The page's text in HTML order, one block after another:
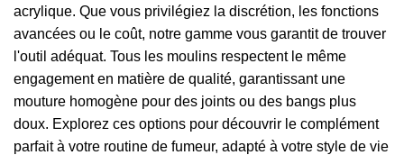
acrylique. Que vous privilégiez la discrétion, les fonctions
avancées ou le coût, notre gamme vous garantit de trouver
l'outil adéquat. Tous les moulins respectent le même
engagement en matière de qualité, garantissant une
mouture homogène pour des joints ou des bangs plus
doux. Explorez ces options pour découvrir le complément
parfait à votre routine de fumeur, adapté à votre style de vie